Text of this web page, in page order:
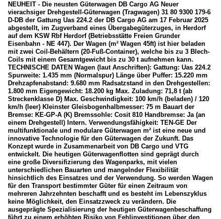
NEUHEIT - Die neusten Güterwagen DB Cargo AG Neuer
vierachsiger Drehgestell-Güterwagen (Tragwagen) 31 80 9300 179-6
D-DB der Gattung Uas 224.2 der DB Cargo AG am 17 Februar 2025
abgestellt, im Zugverband eines Übergabegüterzuges, in Herdorf
auf dem KSW Rbf Herdorf (Betriebsstätte Freien Grunder
Eisenbahn - NE 447). Der Wagen (m² Wagen 45ft) ist hier beladen
mit zwei Coil-Behältern (20-Fuß-Container), welche bis zu 3 Blech-
Coils mit einem Gesamtgewicht bis zu 30 t aufnehmen kann.
TECHNISCHE DATEN Wagen (laut Anschriften): Gattung: Uas 224.2
Spurweite: 1.435 mm (Normalspur) Länge über Puffer: 15.220 mm
Drehzapfenabstand: 9.680 mm Radsatzstand in den Drehgestellen:
1.800 mm Eigengewicht: 18.200 kg Max. Zuladung: 71,8 t (ab
Streckenklasse D) Max. Geschwindigkeit: 100 km/h (beladen) / 120
km/h (leer) Kleinster Gleisbogenhalbmesser: 75 m Bauart der
Bremse: KE-GP-A (K) Bremssohle: Cosit 810 Handbremse: Ja (an
einem Drehgestell) Intern. Verwendungsfähigkeit: TEN-GE Der
multifunktionale und modulare Güterwagen m² ist eine neue und
innovative Technologie für den Güterwagen der Zukunft. Das
Konzept wurde in Zusammenarbeit von DB Cargo und VTG
entwickelt. Die heutigen Güterwagenflotten sind geprägt durch
eine große Diversifizierung des Wagenparks, mit vielen
unterschiedlichen Bauarten und mangelnder Flexibilität
hinsichtlich des Einsatzes und der Verwendung. So werden Wagen
für den Transport bestimmter Güter für einen Zeitraum von
mehreren Jahrzehnten beschafft und es besteht im Lebenszyklus
keine Möglichkeit, den Einsatzzweck zu verändern. Die
ausgeprägte Spezialisierung der heutigen Güterwagenbeschaffung
führt zu einem erhöhten Risiko von Fehlinvestitionen über den